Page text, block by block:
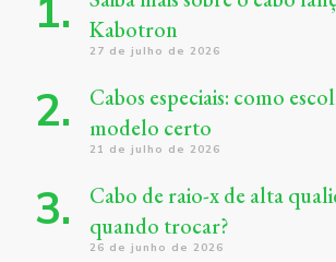
Kabotron
27 de julho de 2026
Cabos especiais: como
modelo certo
21 de julho de 2026
Cabo de raio-x de alta
quando trocar?
26 de junho de 2026